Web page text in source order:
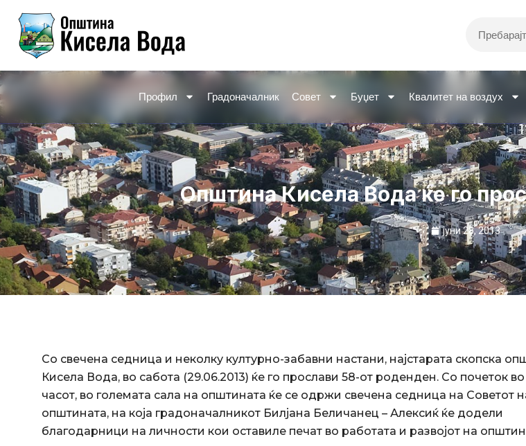
content
Профил Градоначалник Совет Буџет Квалитет на воздух
Општина Кисела Вода ќе го
јуни 28, 2013
Со свечена седница и неколку културно-забавни настани, најстарата скопска
Кисела Вода, во сабота (29.06.2013) ќе го прослави 58-от роденден. Со почеток во
часот, во големата сала на општината ќе се одржи свечена седница на Советот
општината, на која градоначалникот Билјана Беличанец – Алексиќ ќе додели
благодарници на личности кои оставиле печат во работата и развојот на